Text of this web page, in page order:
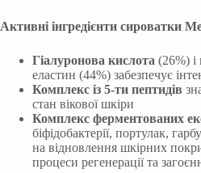
Активні інгредієнти сироватки
Гіалуронова кислота (26%) і
еластин (44%) забезпечує
Комплекс із 5-ти пептидів
стан вікової шкіри
Комплекс ферментованих
біфідобактерії, портулак,
на відновлення шкірних
процеси регенерації та